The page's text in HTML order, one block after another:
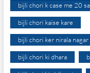
bijli chori k case me 20
bijli chori kaise kare
bijli chori ker nirala
bijli chori ki dhara